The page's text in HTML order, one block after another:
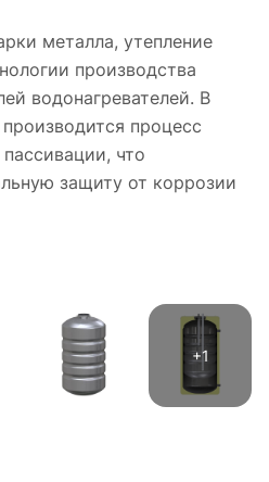
металла, утепление
производства
водонагревателей. В
процесс
что
защиту от коррозии